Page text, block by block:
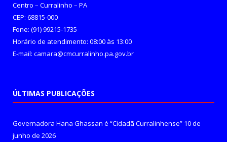
Centro – Curralinho – PA
CEP: 68815-000
Fone: (91) 99215-1735
Horário de atendimento: 08:00 às 13:00
E-mail: camara@cmcurralinho.pa.gov.br
ÚLTIMAS PUBLICAÇÕES
Governadora Hana Ghassan é “Cidadã Curralinhense” 10 de
junho de 2026